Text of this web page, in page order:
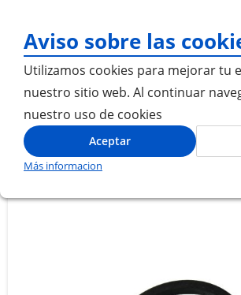
Aviso sobre las
Utilizamos cookies para mejorar tu
nuestro sitio web. Al continuar
nuestro uso de cookies
Aceptar
Más informacion
Inicio ANILLO DEPOSITO ACEITE MOTOR